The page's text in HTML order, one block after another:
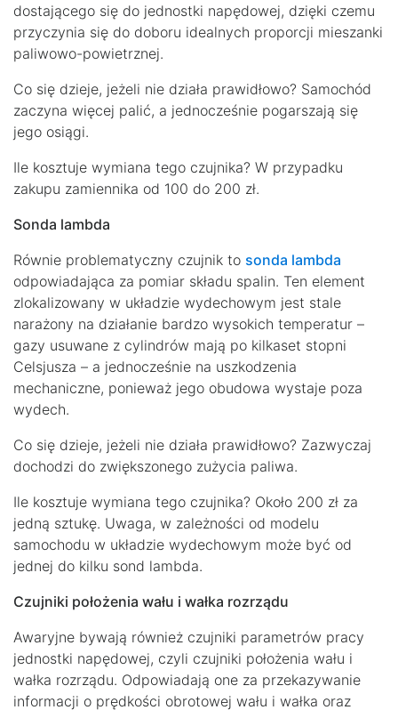
dostającego się do jednostki napędowej, dzięki czemu
przyczynia się do doboru idealnych proporcji mieszanki
paliwowo-powietrznej.
Co się dzieje, jeżeli nie działa prawidłowo? Samochód
zaczyna więcej palić, a jednocześnie pogarszają się
jego osiągi.
Ile kosztuje wymiana tego czujnika? W przypadku
zakupu zamiennika od 100 do 200 zł.
Sonda lambda
Równie problematyczny czujnik to sonda lambda
odpowiadająca za pomiar składu spalin. Ten element
zlokalizowany w układzie wydechowym jest stale
narażony na działanie bardzo wysokich temperatur –
gazy usuwane z cylindrów mają po kilkaset stopni
Celsjusza – a jednocześnie na uszkodzenia
mechaniczne, ponieważ jego obudowa wystaje poza
wydech.
Co się dzieje, jeżeli nie działa prawidłowo? Zazwyczaj
dochodzi do zwiększonego zużycia paliwa.
Ile kosztuje wymiana tego czujnika? Około 200 zł za
jedną sztukę. Uwaga, w zależności od modelu
samochodu w układzie wydechowym może być od
jednej do kilku sond lambda.
Czujniki położenia wału i wałka rozrządu
Awaryjne bywają również czujniki parametrów pracy
jednostki napędowej, czyli czujniki położenia wału i
wałka rozrządu. Odpowiadają one za przekazywanie
informacji o prędkości obrotowej wału i wałka oraz